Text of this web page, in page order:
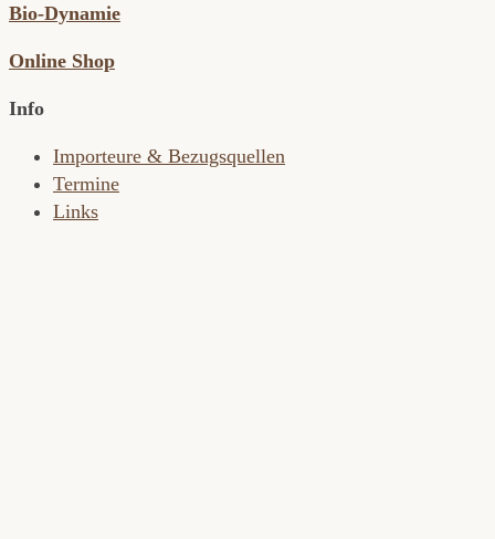
Bio-Dynamie
Online Shop
Info
Importeure & Bezugsquellen
Termine
Links